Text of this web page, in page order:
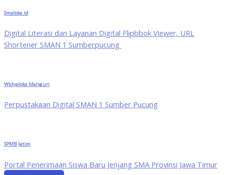
Smaloka.id
Digital Literasi dan Layanan Digital Flipbbok Viewer, URL
Shortener SMAN 1 Sumberpucung
Widyaloka Manguri
Perpustakaan Digital SMAN 1 Sumber Pucung
SPMB Jatim
Portal Penerimaan Siswa Baru Jenjang SMA Provinsi Jawa Timur